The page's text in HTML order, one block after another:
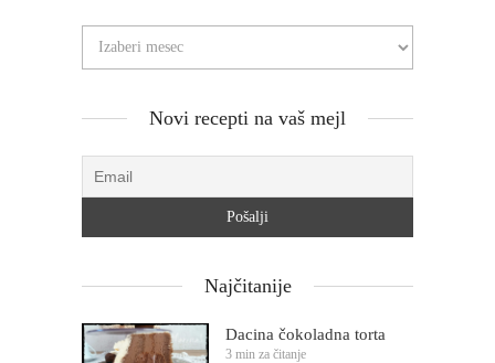
Novi recepti na vaš mejl
Najčitanije
Dacina čokoladna torta
3 min za čitanje